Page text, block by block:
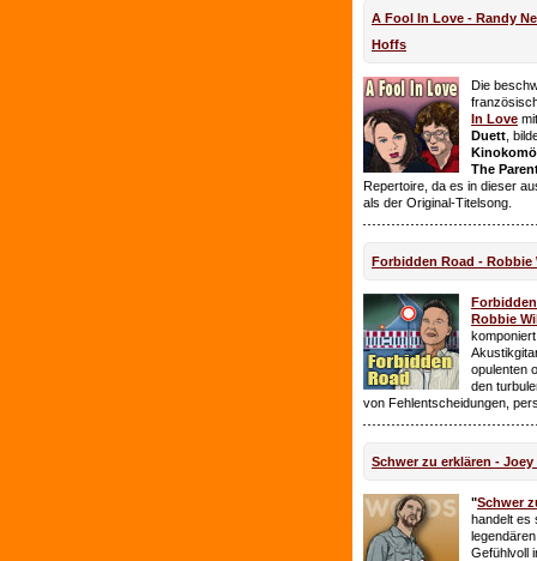
A Fool In Love - Randy
Hoffs
Die
In Love
Duett ,
The
Repertoire, da es in dieser
als der Original-Titelsong.
Forbidden Road - Robbie
Robbie
opulenten
den
von Fehlentscheidungen,
Schwer zu erklären - Joey
"Schwer
handelt es
Gefühlvoll